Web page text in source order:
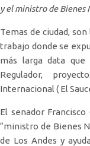
y el ministro de Bienes
Temas de ciudad,
trabajo donde se
más larga data
Regulador,
Internacional ( El
El senador
“ministro de Bienes
de Los Andes y